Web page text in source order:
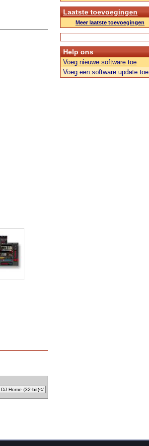
Laatste toevoegingen
Meer laatste toevoegingen
Help ons
Voeg nieuwe software toe
Voeg een software update toe